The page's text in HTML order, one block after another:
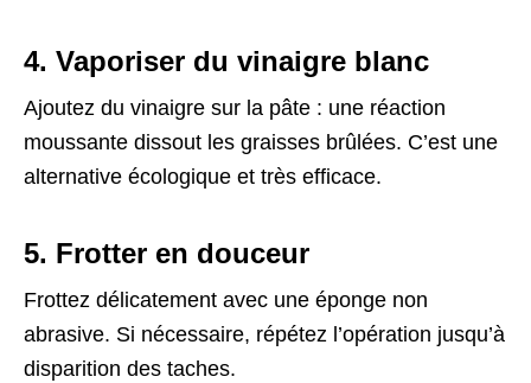
4. Vaporiser du vinaigre blanc
Ajoutez du vinaigre sur la pâte : une réaction
moussante dissout les graisses brûlées. C’est une
alternative écologique et très efficace.
5. Frotter en douceur
Frottez délicatement avec une éponge non
abrasive. Si nécessaire, répétez l’opération jusqu’à
disparition des taches.